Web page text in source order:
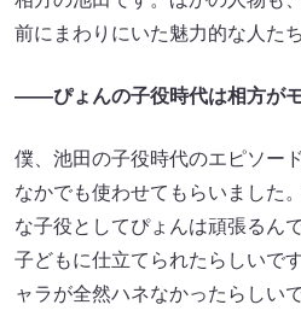
前にまわりにいた魅力的な人た
――ぴょんの子役時代は相方が
僕、池田の子役時代のエピソー
なかでも使わせてもらいました
な子役としてぴょんは頑張るん
子どもに仕立てられたらしいで
ャラが全然ハネなかったらしいで